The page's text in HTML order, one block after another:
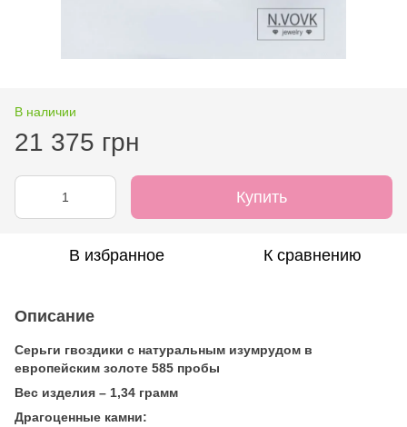
В наличии
21 375 грн
Купить
В избранное К сравнению
Описание
Серьги гвоздики с натуральным изумрудом в
европейским золоте 585 пробы
Вес изделия – 1,34 грамм
Драгоценные камни: